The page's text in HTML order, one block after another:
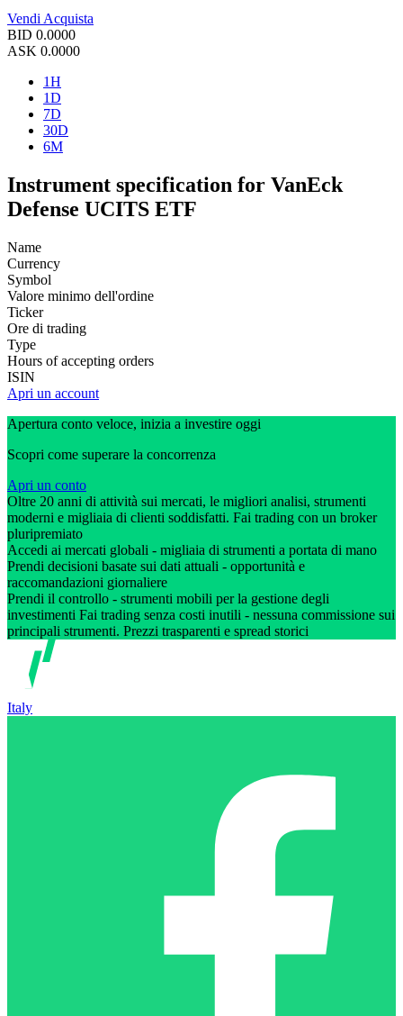
Vendi Acquista
BID 0.0000
ASK 0.0000
1H
1D
7D
30D
6M
Instrument specification for VanEck
Defense UCITS ETF
Name
Currency
Symbol
Valore minimo dell'ordine
Ticker
Ore di trading
Type
Hours of accepting orders
ISIN
Apri un account
Apertura conto veloce, inizia a investire oggi
Scopri come superare la concorrenza
Apri un conto
Oltre 20 anni di attività sui mercati, le migliori analisi, strumenti
moderni e migliaia di clienti soddisfatti. Fai trading con un broker
pluripremiato
Accedi ai mercati globali - migliaia di strumenti a portata di mano
Prendi decisioni basate sui dati attuali - opportunità e
raccomandazioni giornaliere
Prendi il controllo - strumenti mobili per la gestione degli
investimenti Fai trading senza costi inutili - nessuna commissione sui
principali strumenti. Prezzi trasparenti e spread storici
Italy